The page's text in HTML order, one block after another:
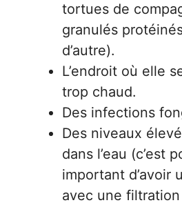
tortues de
granulés
d’autre).
L’endroit où elle
trop chaud.
Des infections
Des niveaux
dans l’eau (c’est
important d’avoir
avec une